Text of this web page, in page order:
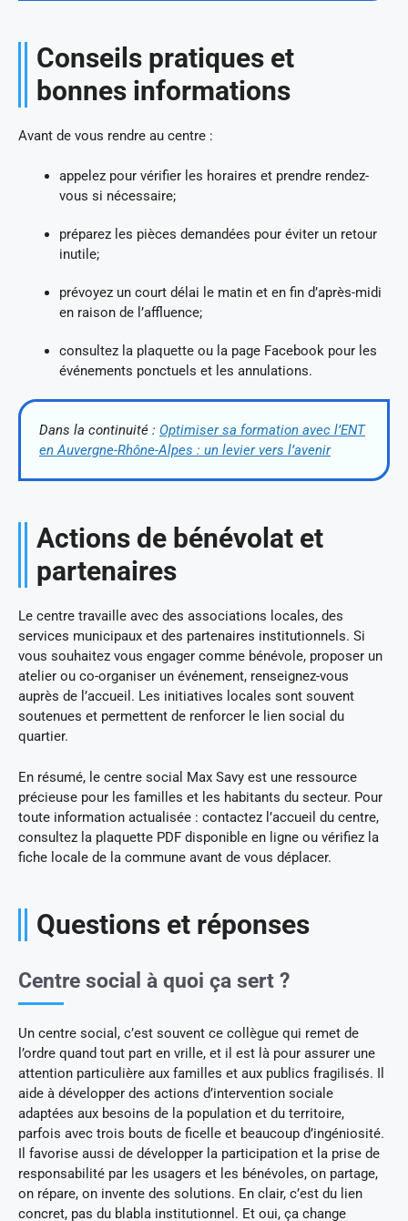
Conseils pratiques et
bonnes informations
Avant de vous rendre au centre :
appelez pour vérifier les horaires et prendre rendez-
vous si nécessaire;
préparez les pièces demandées pour éviter un retour
inutile;
prévoyez un court délai le matin et en fin d’après-midi
en raison de l’affluence;
consultez la plaquette ou la page Facebook pour les
événements ponctuels et les annulations.
Dans la continuité : Optimiser sa formation avec l’ENT
en Auvergne-Rhône-Alpes : un levier vers l’avenir
Actions de bénévolat et
partenaires
Le centre travaille avec des associations locales, des
services municipaux et des partenaires institutionnels. Si
vous souhaitez vous engager comme bénévole, proposer un
atelier ou co-organiser un événement, renseignez-vous
auprès de l’accueil. Les initiatives locales sont souvent
soutenues et permettent de renforcer le lien social du
quartier.
En résumé, le centre social Max Savy est une ressource
précieuse pour les familles et les habitants du secteur. Pour
toute information actualisée : contactez l’accueil du centre,
consultez la plaquette PDF disponible en ligne ou vérifiez la
fiche locale de la commune avant de vous déplacer.
Questions et réponses
Centre social à quoi ça sert ?
Un centre social, c’est souvent ce collègue qui remet de
l’ordre quand tout part en vrille, et il est là pour assurer une
attention particulière aux familles et aux publics fragilisés. Il
aide à développer des actions d’intervention sociale
adaptées aux besoins de la population et du territoire,
parfois avec trois bouts de ficelle et beaucoup d’ingéniosité.
Il favorise aussi de développer la participation et la prise de
responsabilité par les usagers et les bénévoles, on partage,
on répare, on invente des solutions. En clair, c’est du lien
concret, pas du blabla institutionnel. Et oui, ça change